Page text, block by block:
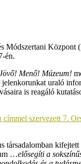
én.
Menő! Múzeum!
uraló
is reagáló
címmel szervezett 7.
társadalomban
…elősegíti a